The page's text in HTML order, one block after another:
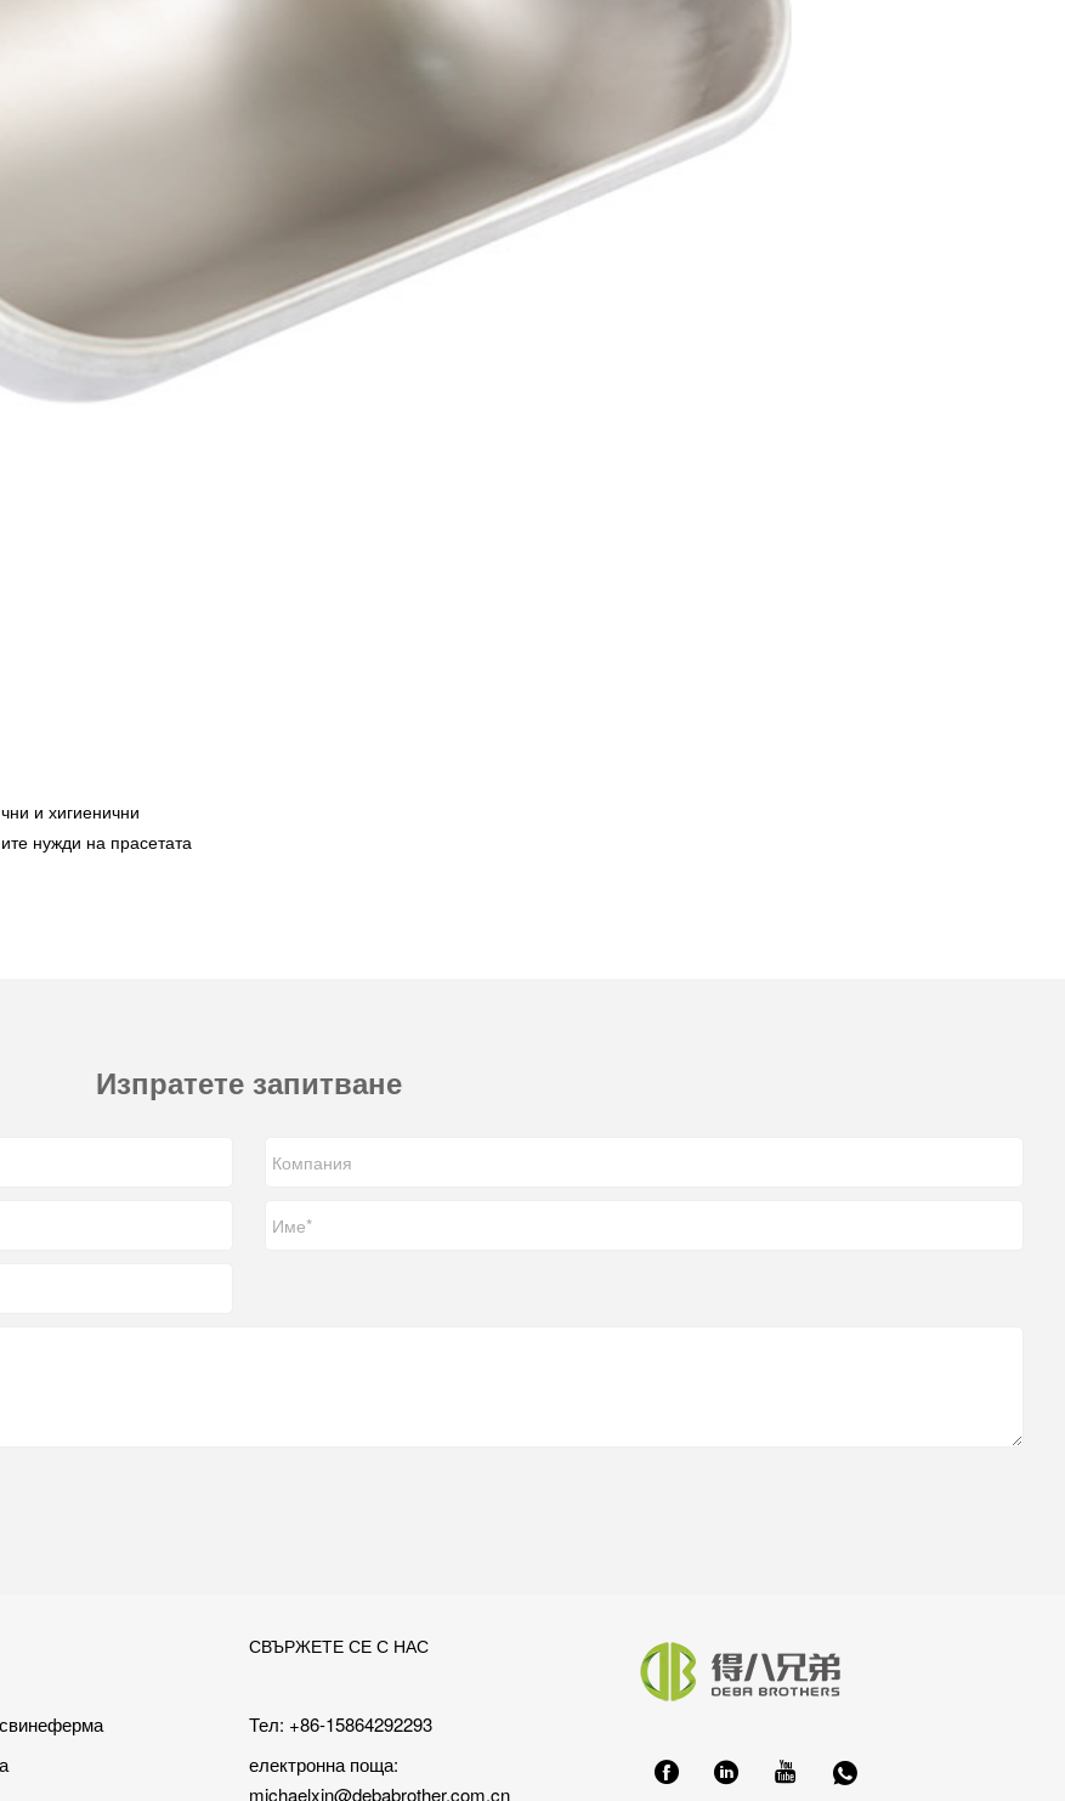
и хигиенични
нужди на прасетата
Изпратете запитване
СВЪРЖЕТЕ СЕ С НАС
Тел: +86-15864292293
електронна поща:
michaelxin@debabrother.com.cn